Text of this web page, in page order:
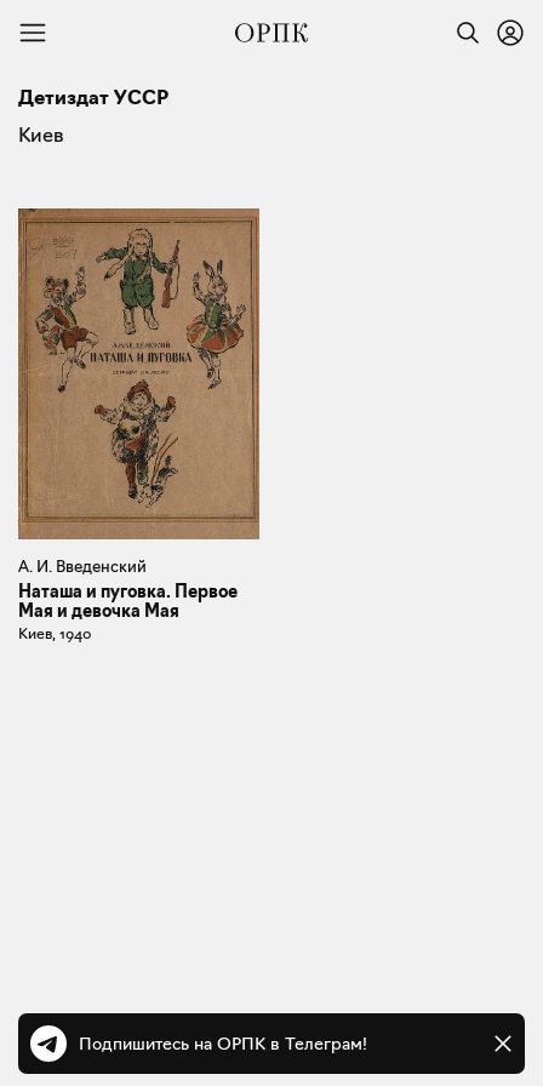
Детиздат УССР
Киев
А. И. Введенский
Наташа и пуговка. Первое
Мая и девочка Мая
Киев, 1940
Подпишитесь на ОРПК в Телеграм!